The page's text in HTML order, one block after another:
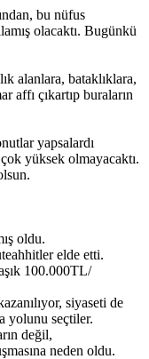
bu nüfus
olacaktı. Bugünkü
alanlara, bataklıklara,
affı çıkartıp buraların
yapsalardı
yüksek olmayacaktı.
oldu.
elde etti.
100.000TL/
siyaseti de
yolunu seçtiler.
değil,
neden oldu.